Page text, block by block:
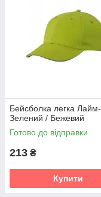
Бейсболка легка Лайм-
Зелений / Бежевий
Готово до відправки
213 ₴
Купити